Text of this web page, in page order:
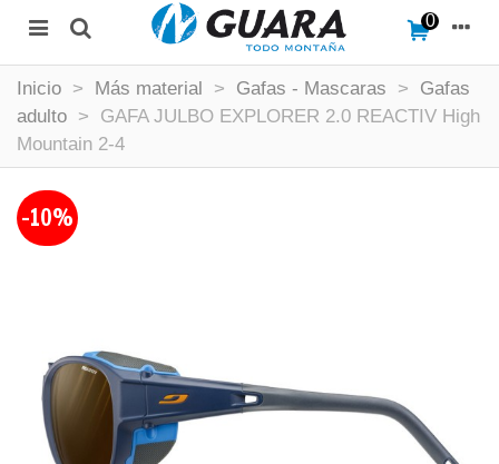
0
Inicio > Más material > Gafas - Mascaras >
Gafas
adulto >
GAFA JULBO EXPLORER 2.0 REACTIV High
Mountain 2-4
-10%